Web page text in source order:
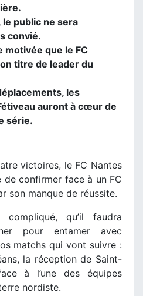
public ne sera
convié.
motivée que le FC
titre de leader du
les
auront à cœur de
série.
victoires, le FC Nantes
confirmer face à un FC
son manque de réussite.
qu’il faudra
pour entamer avec
matchs qui vont suivre :
la réception de Saint-
à l’une des équipes
nordiste.